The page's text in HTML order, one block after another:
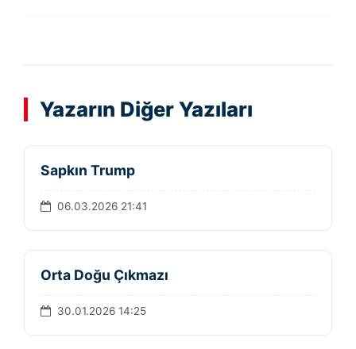
Yazarın Diğer Yazıları
Sapkın Trump
06.03.2026 21:41
Orta Doğu Çıkmazı
30.01.2026 14:25